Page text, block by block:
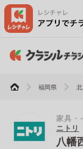
福岡県
家具・
ニトリ
八幡